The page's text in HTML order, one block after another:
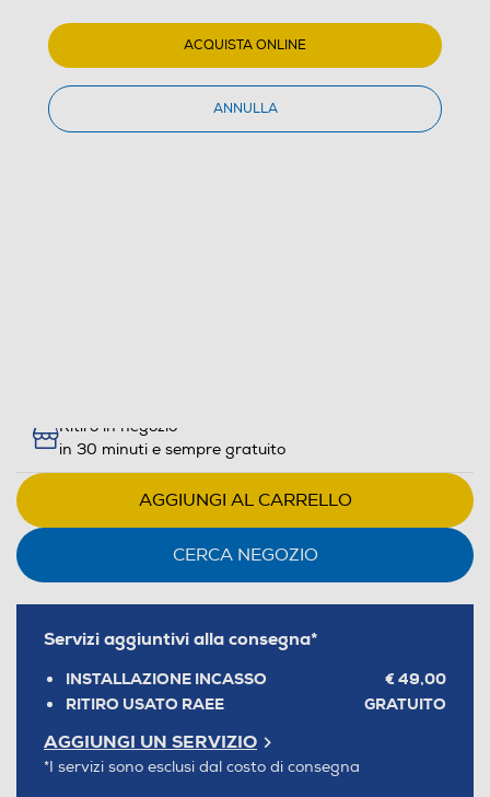
CANDY - Piano cottura elettrico KRCDJ642 59 cm-
Nero
3.0 (5)
Ritiro in negozio
in 30 minuti e sempre gratuito
AGGIUNGI AL CARRELLO
CERCA NEGOZIO
Servizi aggiuntivi alla consegna*
INSTALLAZIONE INCASSO
€ 49,00
RITIRO USATO RAEE
GRATUITO
AGGIUNGI UN SERVIZIO
*I servizi sono esclusi dal costo di consegna
ACQUISTA ONLINE
ANNULLA